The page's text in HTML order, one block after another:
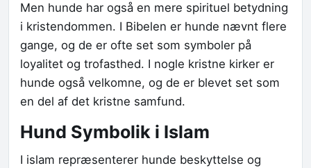
Men hunde har også en mere spirituel betydning
i kristendommen. I Bibelen er hunde nævnt flere
gange, og de er ofte set som symboler på
loyalitet og trofasthed. I nogle kristne kirker er
hunde også velkomne, og de er blevet set som
en del af det kristne samfund.
Hund Symbolik i Islam
I islam repræsenterer hunde beskyttelse og